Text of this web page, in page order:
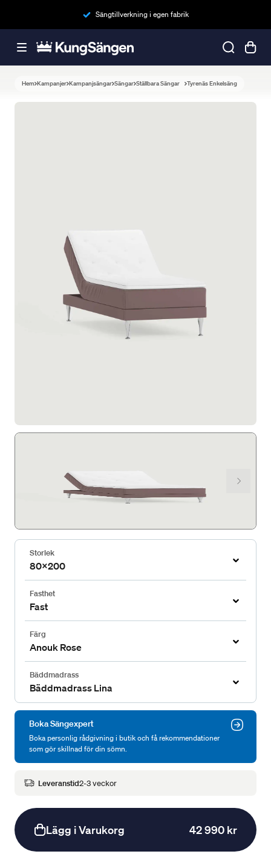
Sängtillverkning i egen fabrik
Hem Kampanjer Kampanjsängar Sängar Ställbara Sängar Tyrenäs Enkelsäng
Storlek
80x200
Fasthet
Fast
Färg
Anouk Rose
Bäddmadrass
Bäddmadrass Lina
Boka Sängexpert
Boka personlig rådgivning i butik och få rekommendationer
som gör skillnad för din sömn.
Leveranstid2-3 veckor
Lägg i Varukorg 42 990 kr